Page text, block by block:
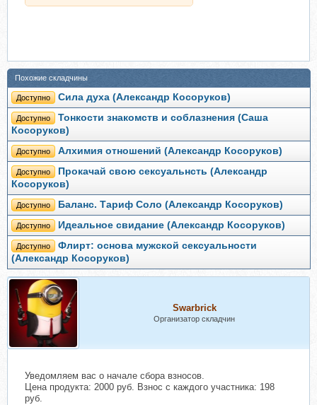
Похожие складчины
Доступно Сила духа (Александр Косоруков)
Доступно
Тонкости знакомств и соблазнения (Саша
Косоруков)
Доступно Алхимия отношений (Александр Косоруков)
Доступно
Прокачай свою сексуальнсть (Александр
Косоруков)
Доступно Баланс. Тариф Соло (Александр Косоруков)
Доступно Идеальное свидание (Александр Косоруков)
Доступно
Флирт: основа мужской сексуальности
(Александр Косоруков)
Swarbrick
Организатор складчин
Уведомляем вас о начале сбора взносов.
Цена продукта: 2000 руб. Взнос с каждого участника: 198
руб.